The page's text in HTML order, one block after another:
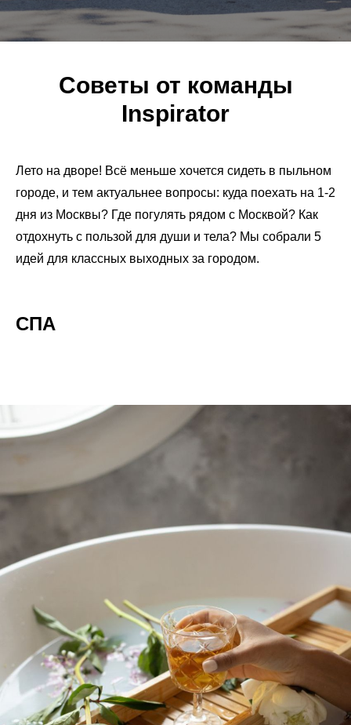
Советы от команды
Inspirator
Лето на дворе! Всё меньше хочется сидеть в пыльном
городе, и тем актуальнее вопросы: куда поехать на 1-2
дня из Москвы? Где погулять рядом с Москвой? Как
отдохнуть с пользой для души и тела? Мы собрали 5
идей для классных выходных за городом.
СПА